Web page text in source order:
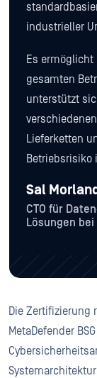
industrieller
Es ermöglicht
gesamten
unterstützt
Lieferketten
Sal
CTO für
Lösungen bei
Die Zertifizierung
MetaDefender